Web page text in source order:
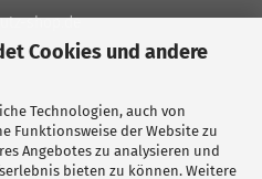
Cookies und andere
Technologien, auch von
Funktionsweise der Website zu
Angebotes zu analysieren und
bieten zu können. Weitere
shop.de